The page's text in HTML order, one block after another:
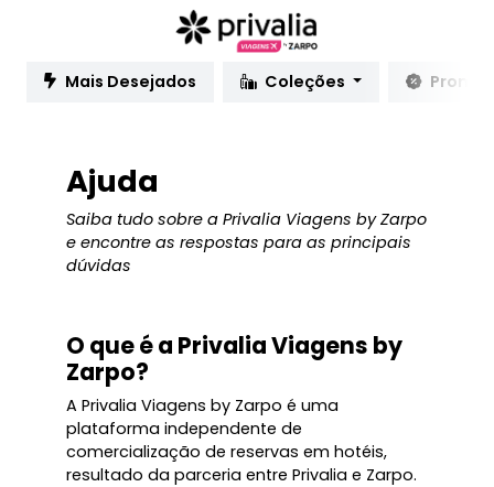
Mais Desejados Coleções
Ajuda
Saiba tudo sobre a Privalia Viagens by Zarpo
e encontre as respostas para as principais
dúvidas
O que é a Privalia Viagens by
Zarpo?
A Privalia Viagens by Zarpo é uma
plataforma independente de
comercialização de reservas em hotéis,
resultado da parceria entre Privalia e Zarpo.